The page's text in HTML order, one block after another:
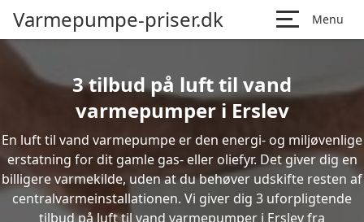
Varmepumpe-priser.dk Menu
3 tilbud på luft til vand
varmepumper i Erslev
En luft til vand varmepumpe er den energi- og miljøvenlige
erstatning for dit gamle gas- eller oliefyr. Det giver dig en
billigere varmekilde, uden at du behøver udskifte resten af
centralvarmeinstallationen. Vi giver dig 3 uforpligtende
tilbud på luft til vand varmepumper i Erslev fra